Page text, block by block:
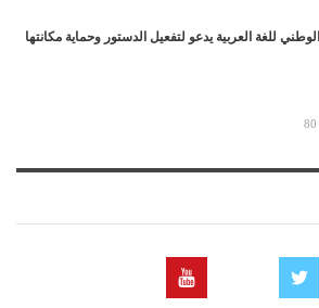
الوطني للغة العربية يدعو لتفعيل الدستور وحماية مكانتها